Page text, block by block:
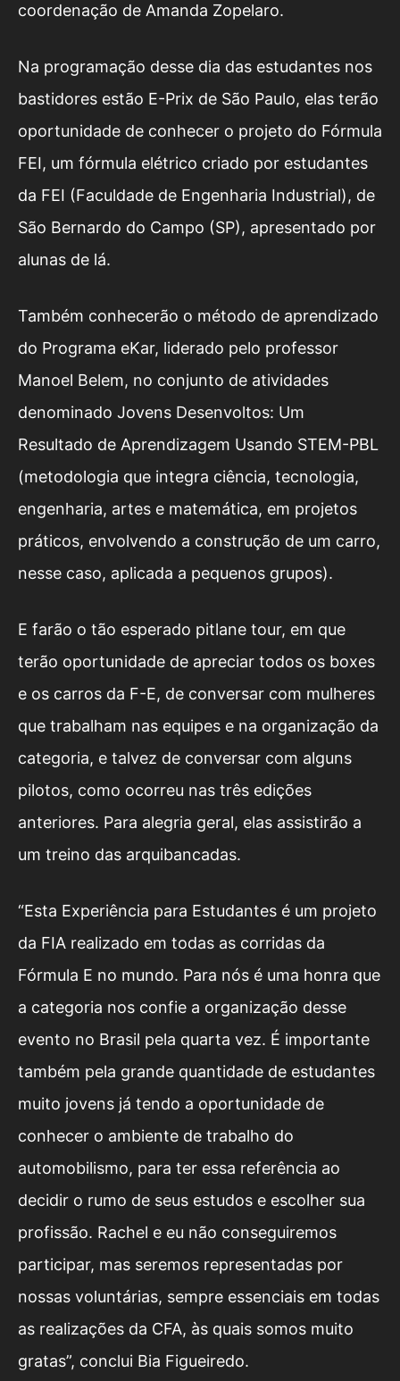
coordenação de Amanda Zopelaro.
Na programação desse dia das estudantes nos
bastidores estão E-Prix de São Paulo, elas terão
oportunidade de conhecer o projeto do Fórmula
FEI, um fórmula elétrico criado por estudantes
da FEI (Faculdade de Engenharia Industrial), de
São Bernardo do Campo (SP), apresentado por
alunas de lá.
Também conhecerão o método de aprendizado
do Programa eKar, liderado pelo professor
Manoel Belem, no conjunto de atividades
denominado Jovens Desenvoltos: Um
Resultado de Aprendizagem Usando STEM-PBL
(metodologia que integra ciência, tecnologia,
engenharia, artes e matemática, em projetos
práticos, envolvendo a construção de um carro,
nesse caso, aplicada a pequenos grupos).
E farão o tão esperado pitlane tour, em que
terão oportunidade de apreciar todos os boxes
e os carros da F-E, de conversar com mulheres
que trabalham nas equipes e na organização da
categoria, e talvez de conversar com alguns
pilotos, como ocorreu nas três edições
anteriores. Para alegria geral, elas assistirão a
um treino das arquibancadas.
“Esta Experiência para Estudantes é um projeto
da FIA realizado em todas as corridas da
Fórmula E no mundo. Para nós é uma honra que
a categoria nos confie a organização desse
evento no Brasil pela quarta vez. É importante
também pela grande quantidade de estudantes
muito jovens já tendo a oportunidade de
conhecer o ambiente de trabalho do
automobilismo, para ter essa referência ao
decidir o rumo de seus estudos e escolher sua
profissão. Rachel e eu não conseguiremos
participar, mas seremos representadas por
nossas voluntárias, sempre essenciais em todas
as realizações da CFA, às quais somos muito
gratas”, conclui Bia Figueiredo.